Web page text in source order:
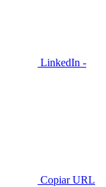
LinkedIn -
Copiar URL